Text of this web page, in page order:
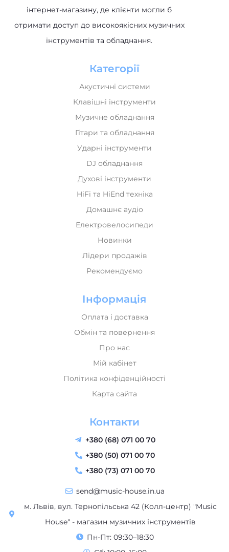
Акустичні системи
Клавішні інструменти
Музичне обладнання
Ударні інструменти
DJ обладнання
Духові інструменти
HiFi та HiEnd техніка
Домашнє аудіо
Електровелосипеди
Новинки
Лідери продажів
Рекомендуємо
Оплата і доставка
Обмін та повернення
Політика конфіденційності
Карта сайта
+380 (68) 071 00 70
+380 (50) 071 00 70
+380 (73) 071 00 70
м. Львів, вул. Тернопільська 42 (Колл-центр) "Music
House" - магазин музичних інструментів
Пн-Пт: 09:30–18:30
Сб: 10:00–16:00
Нд: Вихідний
Працюємо з 2017-2025 року | Всі права захищені | “Music